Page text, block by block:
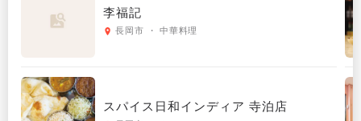
李福記
長岡市 ・ 中華料理
スパイス日和インディア 寺泊店